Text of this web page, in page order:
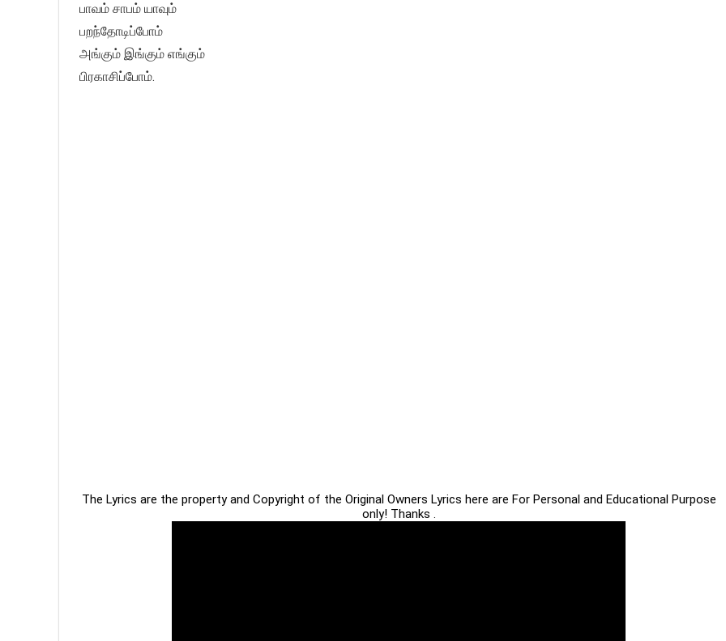
பாவம் சாபம் யாவும்
பறந்தோடிப்போம்
அங்கும் இங்கும் எங்கும்
பிரகாசிப்போம்.
The Lyrics are the property and Copyright of the Original Owners Lyrics here are For Personal and Educational Purpose
only! Thanks .